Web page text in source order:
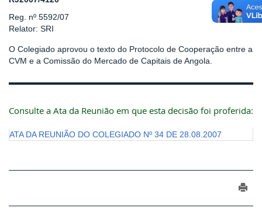
Reg. nº 5592/07
Relator: SRI
O Colegiado aprovou o texto do Protocolo de Cooperação entre a
CVM e a Comissão do Mercado de Capitais de Angola.
Consulte a Ata da Reunião em que esta decisão foi proferida:
ATA DA REUNIÃO DO COLEGIADO Nº 34 DE 28.08.2007